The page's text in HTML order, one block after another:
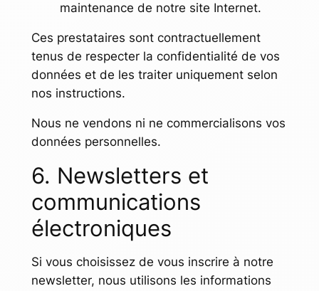
maintenance de notre site Internet.
Ces prestataires sont contractuellement
tenus de respecter la confidentialité de vos
données et de les traiter uniquement selon
nos instructions.
Nous ne vendons ni ne commercialisons vos
données personnelles.
6. Newsletters et
communications
électroniques
Si vous choisissez de vous inscrire à notre
newsletter, nous utilisons les informations